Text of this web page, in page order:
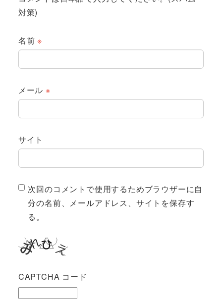
対策)
名前※
メール ※
サイト
次回のコメントで使用するためブラウザーに自
分の名前、メールアドレス、サイトを保存す
る。
CAPTCHA コード